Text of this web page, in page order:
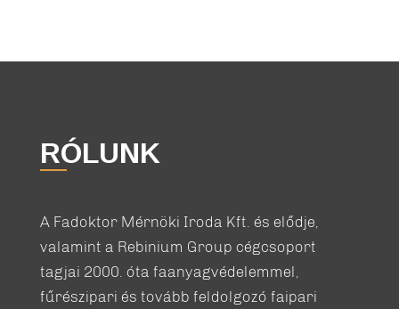
RÓLUNK
A Fadoktor Mérnöki Iroda Kft. és elődje,
valamint a Rebinium Group cégcsoport
tagjai 2000. óta faanyagvédelemmel,
fűrészipari és tovább feldolgozó faipari